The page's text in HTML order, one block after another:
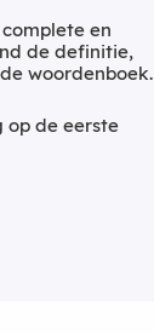
en
de definitie,
woordenboek.
op de eerste